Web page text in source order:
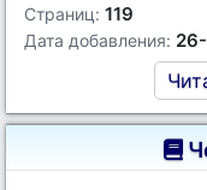
Страниц: 119
Дата добавления: